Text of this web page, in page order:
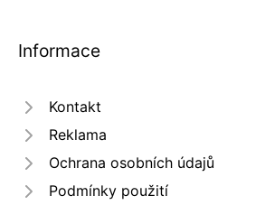
Informace
Kontakt
Reklama
Ochrana osobních údajů
Podmínky použití